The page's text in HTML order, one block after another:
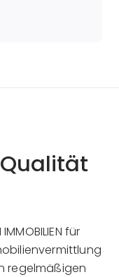
für
regelmäßigen